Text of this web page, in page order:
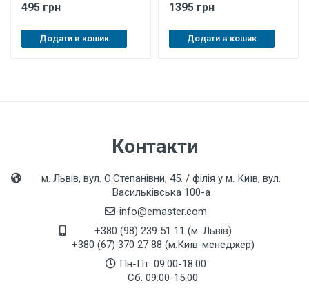
495 грн
Додати в кошик
1395 грн
Додати в кошик
Контакти
м. Львів, вул. О.Степанівни, 45. / філія у м. Київ, вул.
Васильківська 100-а
info@emaster.com
+380 (98) 239 51 11 (м. Львів)
+380 (67) 370 27 88 (м.Київ-менеджер)
Пн-Пт: 09:00-18:00
Сб: 09:00-15:00